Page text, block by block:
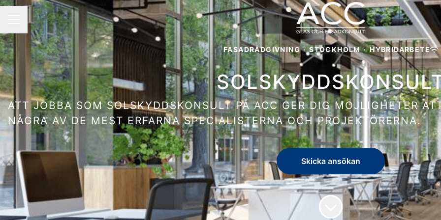
KARRIÄRMENY
FASADRÅDGIVNING · STOCKHOLM · HYBRIDARBETE
ATT JOBBA SOM SOLSKYDDSKONSULT PÅ ACC GER DIG MÖJLIGHETER
NÅGRA AV DE MEST ERFARNA SPECIALISTERNA OCH PROJEKTÖRERNA.
Skicka ansökan